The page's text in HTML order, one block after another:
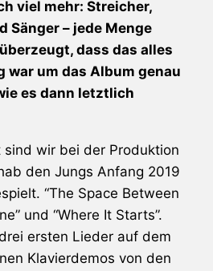
viel mehr: Streicher,
Sänger – jede Menge
dass das alles
war um das Album genau
es dann letztlich
sind wir bei der Produktion
den Jungs Anfang 2019
“The Space Between
und “Where It Starts”.
ersten Lieder auf dem
Klavierdemos von den